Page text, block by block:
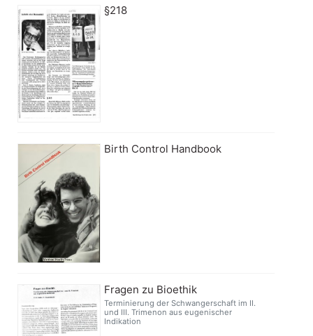
§218
Birth Control Handbook
Fragen zu Bioethik
Terminierung der Schwangerschaft im II.
und III. Trimenon aus eugenischer
Indikation